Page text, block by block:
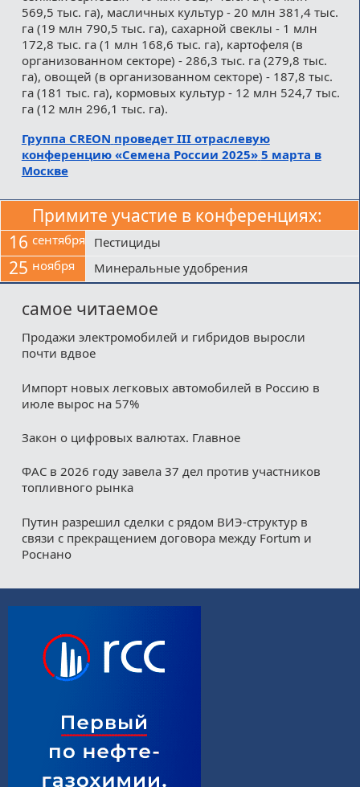
569,5 тыс. га), масличных культур - 20 млн 381,4 тыс.
га (19 млн 790,5 тыс. га), сахарной свеклы - 1 млн
172,8 тыс. га (1 млн 168,6 тыс. га), картофеля (в
организованном секторе) - 286,3 тыс. га (279,8 тыс.
га), овощей (в организованном секторе) - 187,8 тыс.
га (181 тыс. га), кормовых культур - 12 млн 524,7 тыс.
га (12 млн 296,1 тыс. га).
Группа CREON проведет III отраслевую
конференцию «Семена России 2025» 5 марта в
Москве
Примите участие в конференциях:
16 сентября Пестициды
25 ноября Минеральные удобрения
самое читаемое
Продажи электромобилей и гибридов выросли
почти вдвое
Импорт новых легковых автомобилей в Россию в
июле вырос на 57%
Закон о цифровых валютах. Главное
ФАС в 2026 году завела 37 дел против участников
топливного рынка
Путин разрешил сделки с рядом ВИЭ-структур в
связи с прекращением договора между Fortum и
Роснано